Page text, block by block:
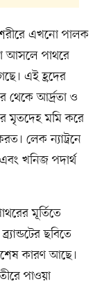
এখনো পালক
আসলে পাথরে
এই হ্রদের
থেকে আর্দ্রতা ও
মৃতদেহ মমি করে
লেক ন্যাট্রনে
খনিজ পদার্থ
মূর্তিতে
ছবিতে
কারণ আছে।
পাওয়া